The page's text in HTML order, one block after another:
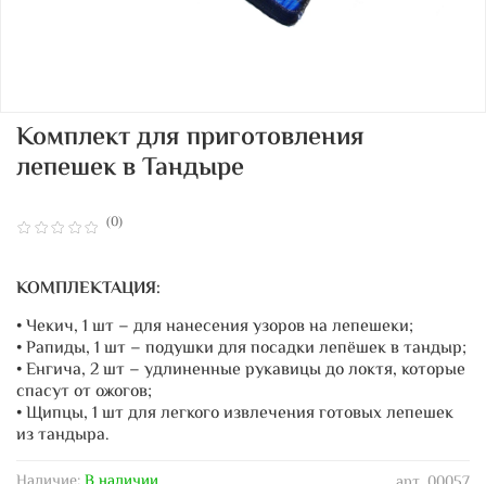
(0)
Комплект для приготовления
лепешек в Тандыре
КОМПЛЕКТАЦИЯ:
• Чекич, 1 шт – для нанесения узоров на лепешеки;
• Рапиды, 1 шт – подушки для посадки лепёшек в тандыр;
• Енгича, 2 шт – удлиненные рукавицы до локтя, которые
спасут от ожогов;
• Щипцы, 1 шт для легкого извлечения готовых лепешек
из тандыра.